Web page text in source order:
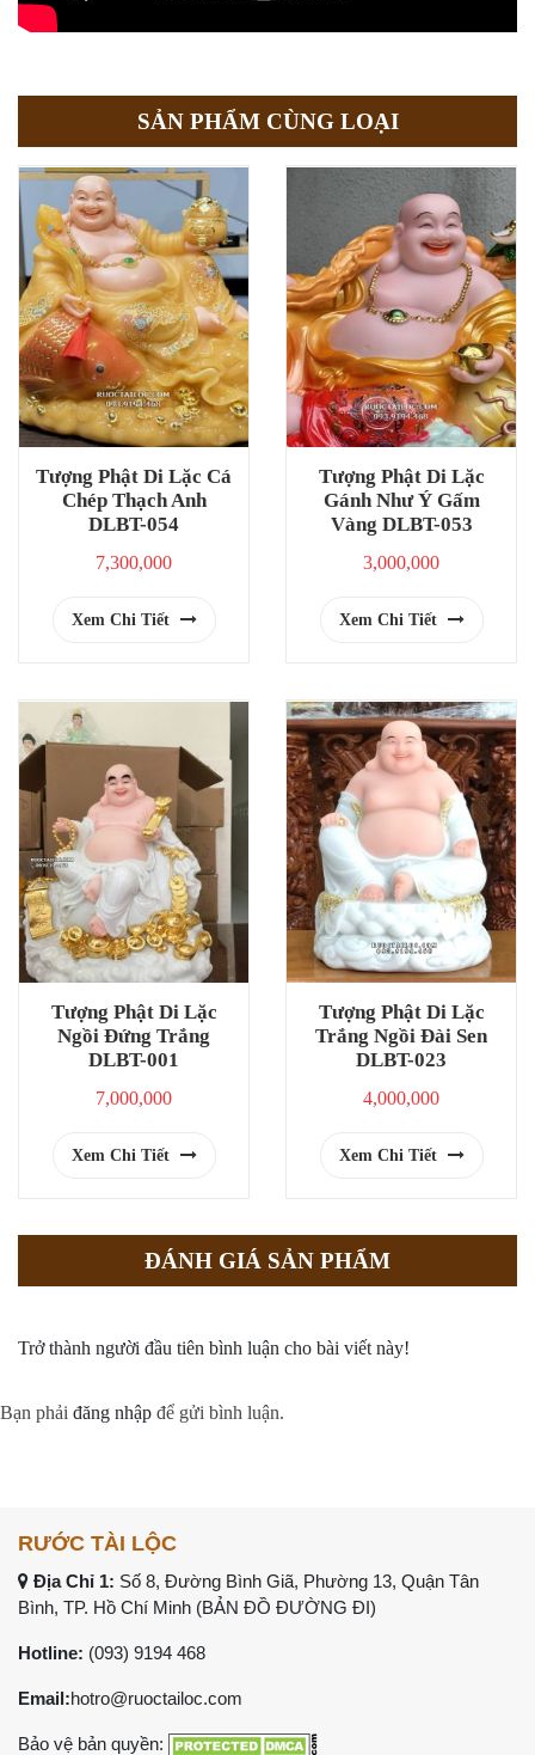
SẢN PHẨM CÙNG LOẠI
Tượng Phật Di Lặc Cá
Chép Thạch Anh
DLBT-054
7,300,000
Xem Chi Tiết
Tượng Phật Di Lặc
Gánh Như Ý Gấm
Vàng DLBT-053
3,000,000
Xem Chi Tiết
Tượng Phật Di Lặc
Ngồi Đứng Trắng
DLBT-001
7,000,000
Xem Chi Tiết
Tượng Phật Di Lặc
Trắng Ngồi Đài Sen
DLBT-023
4,000,000
Xem Chi Tiết
ĐÁNH GIÁ SẢN PHẨM
Trở thành người đầu tiên bình luận cho bài viết này!
Bạn phải đăng nhập để gửi bình luận.
RƯỚC TÀI LỘC
Địa Chỉ 1: Số 8, Đường Bình Giã, Phường 13, Quận Tân
Bình, TP. Hồ Chí Minh (BẢN ĐỒ ĐƯỜNG ĐI)
Hotline: (093) 9194 468
Email:hotro@ruoctailoc.com
Bảo vệ bản quyền: